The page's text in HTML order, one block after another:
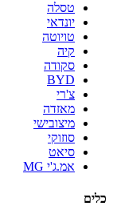
טסלה
יונדאי
טויוטה
קיה
סקודה
BYD
צ'רי
מאזדה
מיצובישי
סוזוקי
סיאט
אמ.ג'י MG
כלים